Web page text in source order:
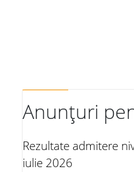
Anunțuri
Rezultate admitere
iulie 2026